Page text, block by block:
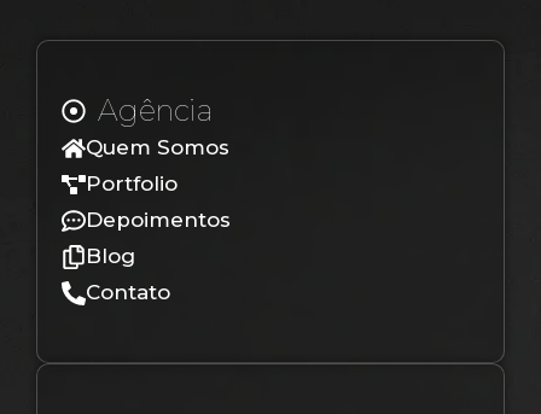
Agência
Quem Somos
Portfolio
Depoimentos
Blog
Contato